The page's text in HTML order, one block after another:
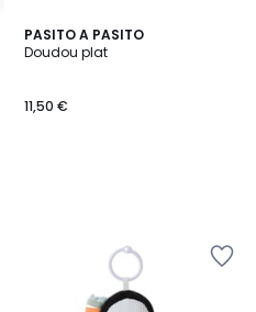
PASITO A PASITO
Doudou plat
11,50 €